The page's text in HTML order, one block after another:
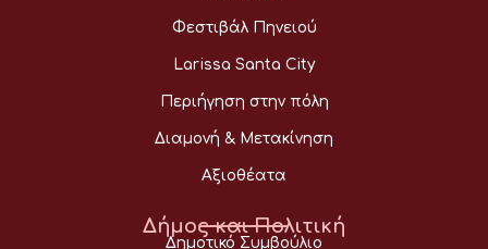
Φεστιβάλ Πηνειού
Larissa Santa City
Περιήγηση στην πόλη
Διαμονή & Μετακίνηση
Αξιοθέατα
Δήμος και Πολιτική
Δημοτικό Συμβούλιο